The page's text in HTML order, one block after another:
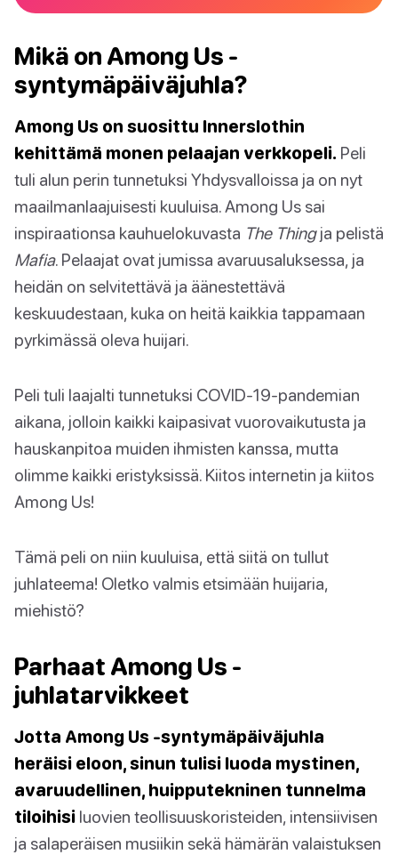
Mikä on Among Us -
syntymäpäiväjuhla?
Among Us on suosittu Innerslothin
kehittämä monen pelaajan verkkopeli. Peli
tuli alun perin tunnetuksi Yhdysvalloissa ja on nyt
maailmanlaajuisesti kuuluisa. Among Us sai
inspiraationsa kauhuelokuvasta The Thingja pelistä
Mafia. Pelaajat ovat jumissa avaruusaluksessa, ja
heidän on selvitettävä ja äänestettävä
keskuudestaan, kuka on heitä kaikkia tappamaan
pyrkimässä oleva huijari.
Peli tuli laajalti tunnetuksi COVID-19-pandemian
aikana, jolloin kaikki kaipasivat vuorovaikutusta ja
hauskanpitoa muiden ihmisten kanssa, mutta
olimme kaikki eristyksissä. Kiitos internetin ja kiitos
Among Us!
Tämä peli on niin kuuluisa, että siitä on tullut
juhlateema! Oletko valmis etsimään huijaria,
miehistö?
Parhaat Among Us -
juhlatarvikkeet
Jotta Among Us -syntymäpäiväjuhla
heräisi eloon, sinun tulisi luoda mystinen,
avaruudellinen, huipputekninen tunnelma
tiloihisi luovien teollisuuskoristeiden, intensiivisen
ja salaperäisen musiikin sekä hämärän valaistuksen